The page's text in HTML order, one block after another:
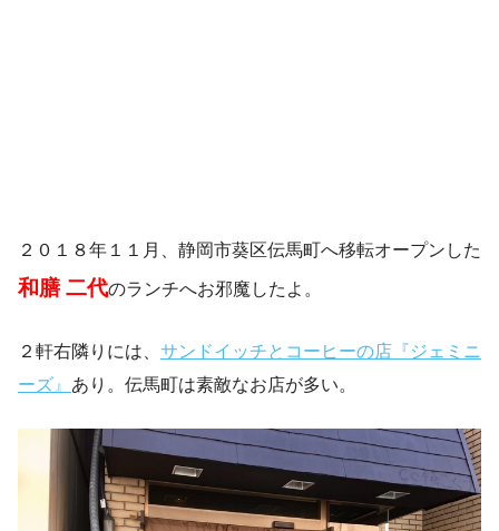
２０１８年１１月、静岡市葵区伝馬町へ移転オープンした
和膳 二代のランチへお邪魔したよ。
２軒右隣りには、 サンドイッチとコーヒーの店『ジェミニ
ーズ』 あり。伝馬町は素敵なお店が多い。